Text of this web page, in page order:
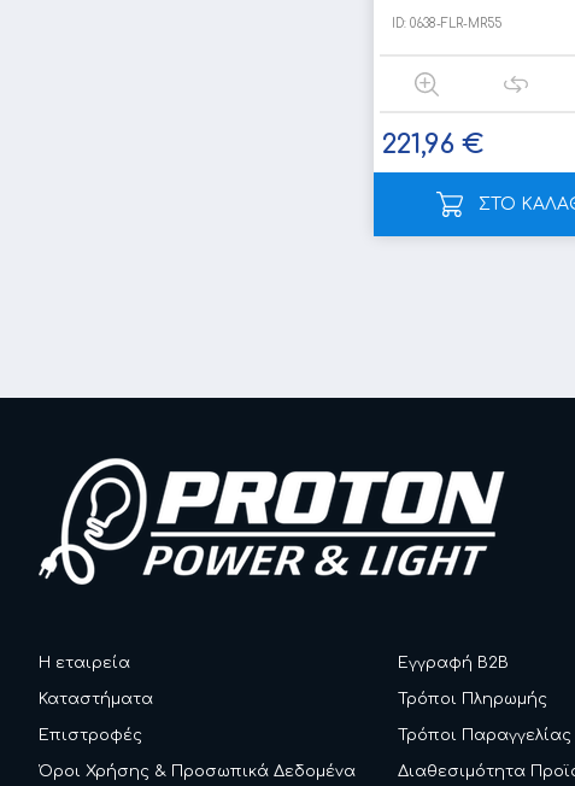
ID:0638-FLR-MR55
221,96 €
ΣΤΟ
Η εταιρεία
Καταστήματα
Επιστροφές
Όροι Χρήσης & Προσωπικά Δεδομένα
Εγγραφή B2B
Τρόποι Πληρωμής
Τρόποι Παραγγελίας
Διαθεσιμότητα